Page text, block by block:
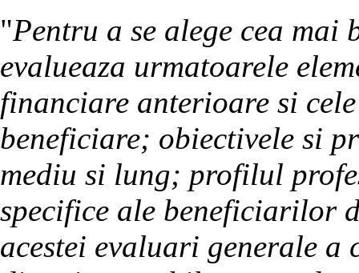
"Pentru a se alege cea mai
evalueaza urmatoarele
financiare anterioare si
beneficiare; obiectivele si
mediu si lung; profilul
specifice ale beneficiarilor
acestei evaluari generale